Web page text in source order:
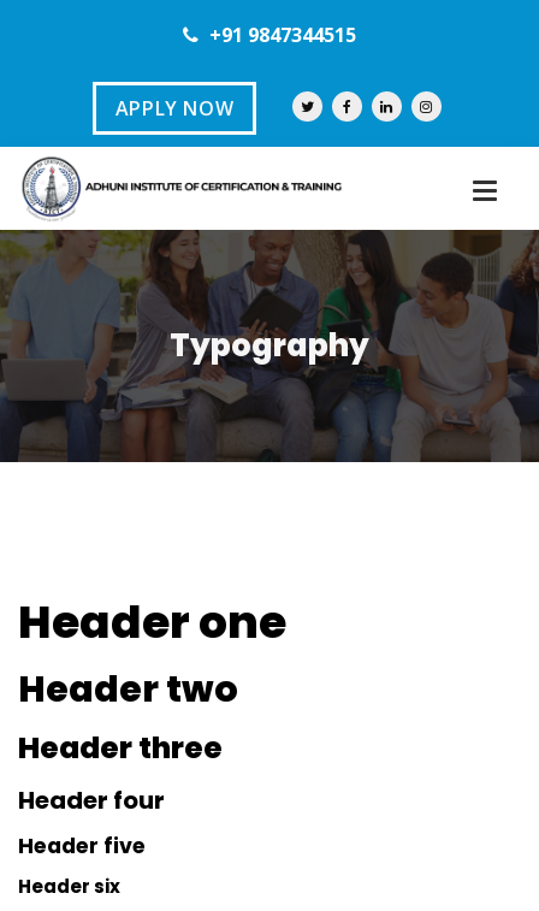
+91 9847344515
APPLY NOW
Typography
Header one
Header two
Header three
Header four
Header five
Header six